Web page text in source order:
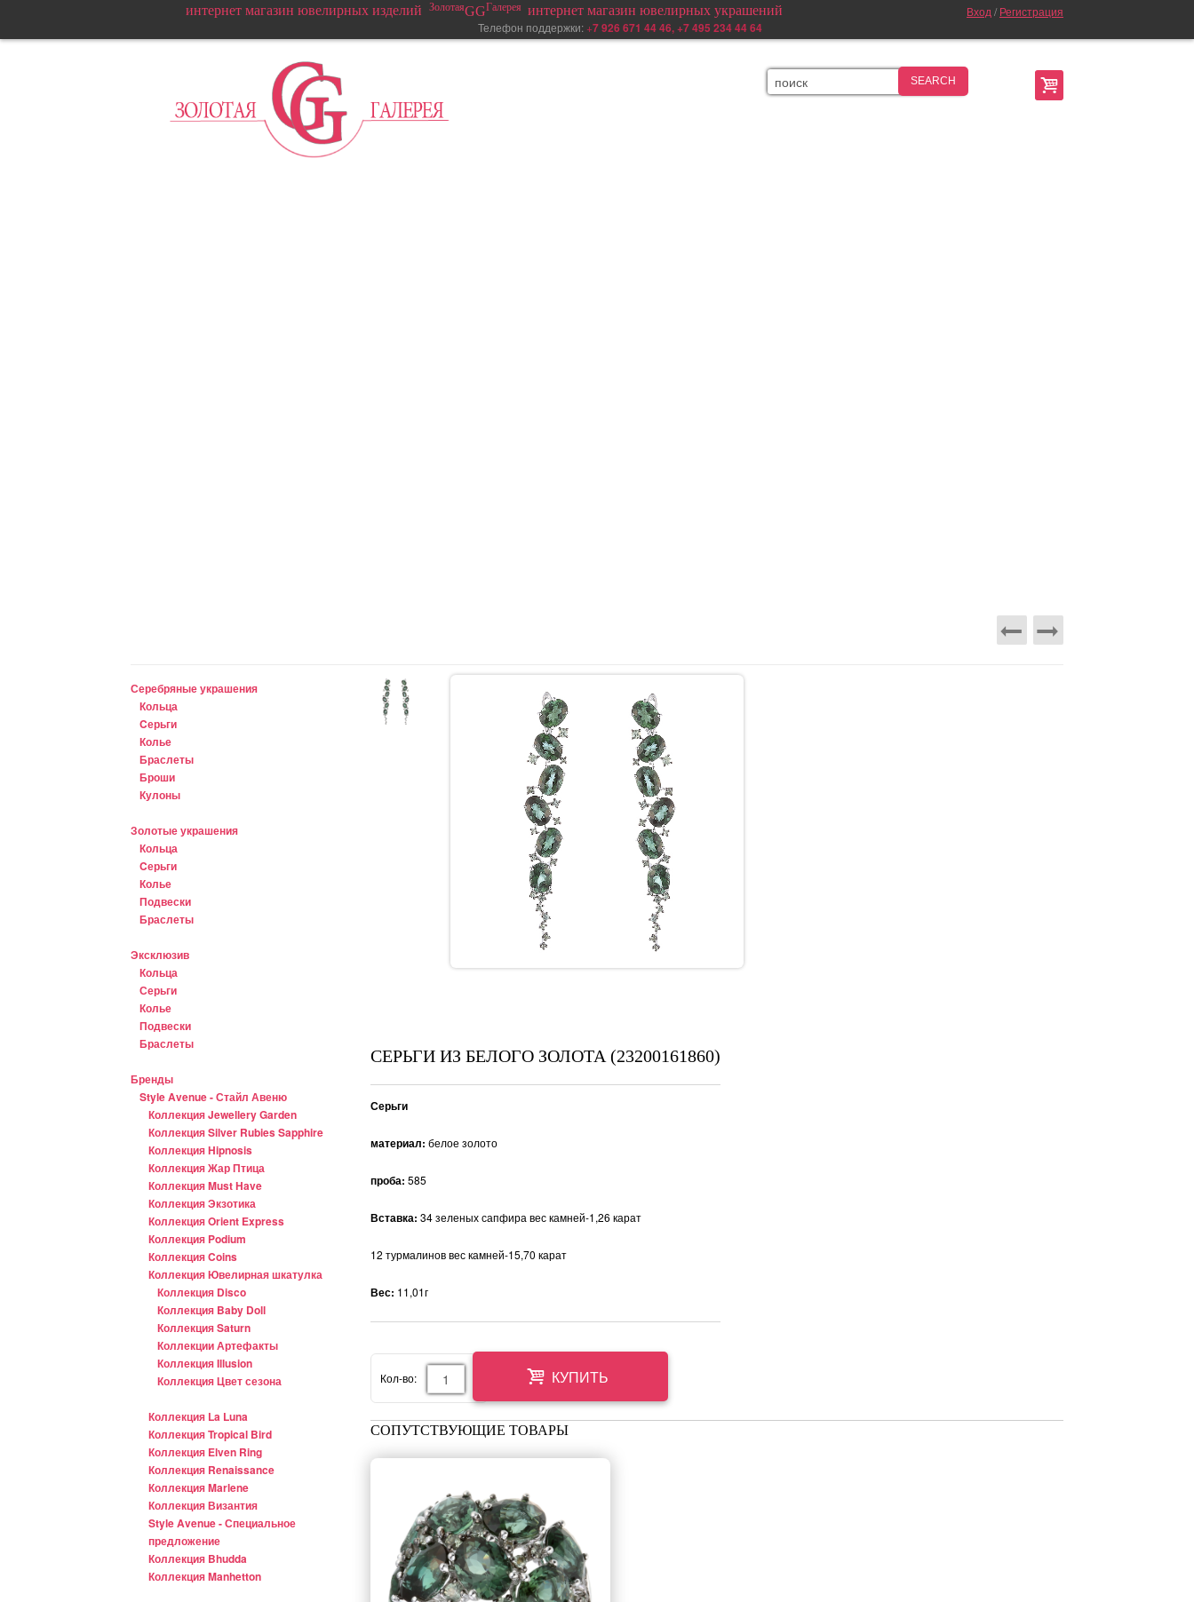
интернет магазин ювелирных изделий ЗолотаяGGГалерея интернет магазин ювелирных украшений
Телефон поддержки: +7 926 671 44 46, +7 495 234 44 64
Вход / Регистрация
Серебряные украшения
Кольца
Cерьги
Колье
Браслеты
Броши
Кулоны
Золотые украшения
Кольца
Cерьги
Колье
Подвески
Браслеты
Эксклюзив
Кольца
Серьги
Колье
Подвески
Браслеты
Бренды
Style Avenue - Стайл Авеню
Коллекция Jewellery Garden
Коллекция Silver Rubies Sapphire
Коллекция Hipnosis
Коллекция Жар Птица
Коллекция Must Have
Коллекция Экзотика
Коллекция Orient Express
Коллекция Podium
Коллекция Coins
Коллекция Ювелирная шкатулка
Коллекция Disco
Коллекция Baby Doll
Коллекция Saturn
Коллекции Артефакты
Коллекция Illusion
Коллекция Цвет сезона
Коллекция La Luna
Коллекция Tropical Bird
Коллекция Elven Ring
Коллекция Renaissance
Коллекция Marlene
Коллекция Византия
Style Avenue - Специальное
предложение
Коллекция Bhudda
Коллекция Manhetton
СЕРЬГИ ИЗ БЕЛОГО ЗОЛОТА (23200161860)
Серьги
материал: белое золото
проба: 585
Вставка: 34 зеленых сапфира вес камней-1,26 карат
12 турмалинов вес камней-15,70 карат
Вес: 11,01г
Кол-во: КУПИТЬ
СОПУТСТВУЮЩИЕ ТОВАРЫ